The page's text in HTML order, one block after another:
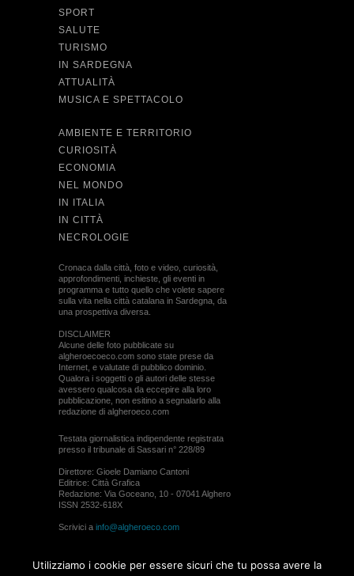
SPORT
SALUTE
TURISMO
IN SARDEGNA
ATTUALITÀ
MUSICA E SPETTACOLO
AMBIENTE E TERRITORIO
CURIOSITÀ
ECONOMIA
NEL MONDO
IN ITALIA
IN CITTÀ
NECROLOGIE
Cronaca dalla città, foto e video, curiosità,
approfondimenti, inchieste, gli eventi in
programma e tutto quello che volete sapere
sulla vita nella città catalana in Sardegna, da
una prospettiva diversa.
DISCLAIMER
Alcune delle foto pubblicate su
algheroecoeco.com sono state prese da
Internet, e valutate di pubblico dominio.
Qualora i soggetti o gli autori delle stesse
avessero qualcosa da eccepire alla loro
pubblicazione, non esitino a segnalarlo alla
redazione di algheroeco.com
Testata giornalistica indipendente registrata
presso il tribunale di Sassari n° 228/89
Direttore: Gioele Damiano Cantoni
Editrice: Città Grafica
Redazione: Via Goceano, 10 - 07041 Alghero
ISSN 2532-618X
Scrivici a info@algheroeco.com
© ALGHERO ECO Riproduzione solo con il
Utilizziamo i cookie per essere sicuri che tu possa avere la